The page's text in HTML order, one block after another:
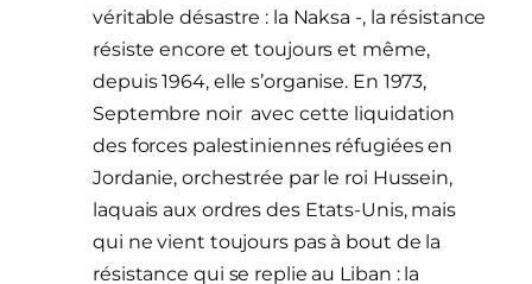
véritable désastre : la Naksa -, la résistance
résiste encore et toujours et même,
depuis 1964, elle s’organise. En 1973,
Septembre noir avec cette liquidation
des forces palestiniennes réfugiées en
Jordanie, orchestrée par le roi Hussein,
laquais aux ordres des Etats-Unis, mais
qui ne vient toujours pas à bout de la
résistance qui se replie au Liban : la